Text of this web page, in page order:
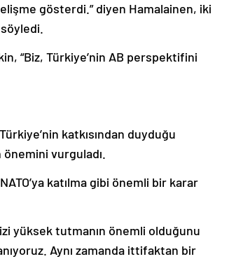
gösterdi.” diyen Hamalainen, iki
“Biz, Türkiye’nin AB perspektifini
katkısından duyduğu
vurguladı.
katılma gibi önemli bir karar
yüksek tutmanın önemli olduğunu
Aynı zamanda ittifaktan bir